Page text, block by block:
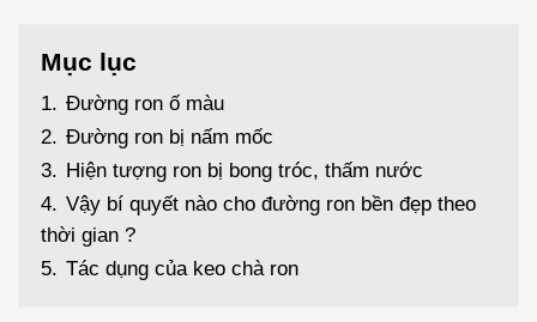
Mục lục
1. Đường ron ố màu
2. Đường ron bị nấm mốc
3. Hiện tượng ron bị bong tróc, thấm nước
4. Vậy bí quyết nào cho đường ron bền đẹp theo
thời gian ?
5. Tác dụng của keo chà ron